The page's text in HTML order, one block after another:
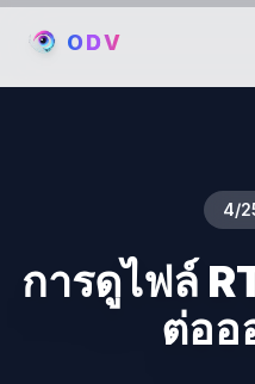
ODV
4/
การดูไฟล์
ต่ออ